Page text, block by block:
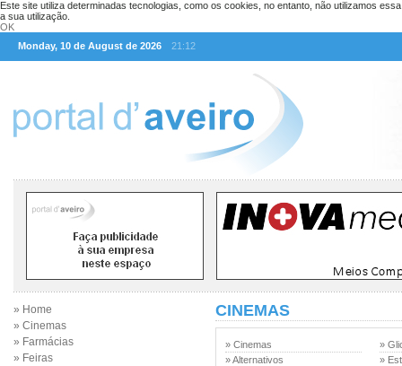
Este site utiliza determinadas tecnologias, como os cookies, no entanto, não utilizamos
a sua utilização.
OK
Monday, 10 de August de 2026
21:12
» Home
» Cinemas
» Farmácias
» Feiras
CINEMAS
» Cinemas
» Alternativos
»
»